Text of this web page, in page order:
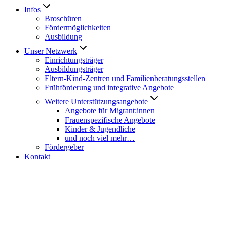
Infos
Broschüren
Fördermöglichkeiten
Ausbildung
Unser Netzwerk
Einrichtungsträger
Ausbildungsträger
Eltern-Kind-Zentren und Familienberatungsstellen
Frühförderung und integrative Angebote
Weitere Unterstützungsangebote
Angebote für Migrant:innen
Frauenspezifische Angebote
Kinder & Jugendliche
und noch viel mehr…
Fördergeber
Kontakt